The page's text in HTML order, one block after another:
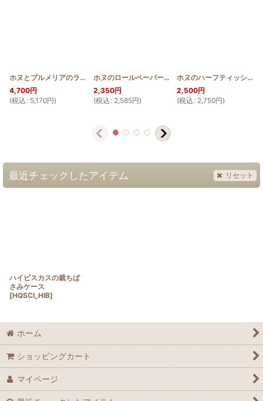
ホヌとプルメリアのラウンドバッグミニ [HQRMINI_HONU]
4,700円
(税込 : 5,170円)
ホヌのロールペーパーカバー [ROLL_HONU ]
2,350円
(税込 : 2,585円)
ホヌのハーフティッシュBOX
2,500円
(税込 : 2,750円)
最近チェックしたアイテム リセット
ハイビスカスの裁ちば
さみケース
[HQSCI_HIB]
ホーム
ショッピングカート
マイページ